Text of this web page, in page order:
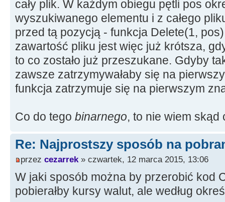
----------------------------
AnsiString Przelicznik(
{
intstart= Value.Pos(
intend=Value.Pos("</
}
----------------------------
AnsiString KodWaluty(
{
intstart=Value.Pos(
cały plik. W każdym obiegu pętli pos
wyszukiwanego elementu i z całego
przed tą pozycją - funkcja Delete(1,
zawartość pliku jest więc już krótsza,
to co zostało już przeszukane. Gdyby
zawsze zatrzymywałaby się na
funkcja zatrzymuje się na pierwszym
Co do tego binarnego, to nie wiem skąd
Re: Najprostszy sposób na
przez cezarrek » czwartek, 12 marca 2015, 13:06
W jaki sposób można by przerobić kod
pobierałby kursy walut, ale według